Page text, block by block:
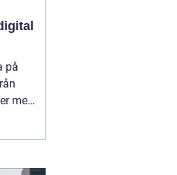
på
med